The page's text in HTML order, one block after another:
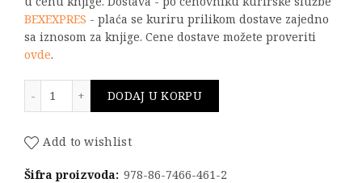
BEXEXPRES - plaća se kuriru prilikom dostave zajedno
sa iznosom za knjige. Cene dostave možete proveriti
ovde.
DODAJ U KORPU
Add to wishlist
Šifra proizvoda: 978-86-7466-461-2